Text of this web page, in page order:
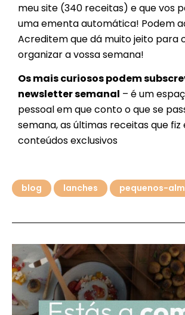
meu site (340 receitas) e que vos
uma ementa automática! Podem
Acreditem que dá muito jeito para
organizar a vossa semana!
Os mais curiosos podem
newsletter semanal – é um
pessoal em que conto o que se
semana, as últimas receitas que fiz
conteúdos exclusivos
blog lanches pequenos-